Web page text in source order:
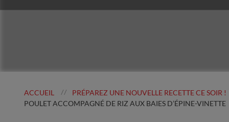
ACCUEIL // PRÉPAREZ UNE NOUVELLE RECETTE CE SOIR !
POULET ACCOMPAGNÉ DE RIZ AUX BAIES D’ÉPINE-VINETTE